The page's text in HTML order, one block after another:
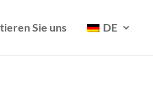
Sie uns DE